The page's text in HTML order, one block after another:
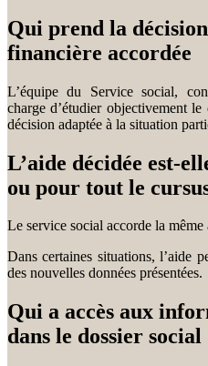
Qui prend la
financière accordée
L’équipe du Service social,
charge d’étudier objectivement
décision adaptée à la situation
L’aide décidée est-
ou pour tout le
Le service social accorde la
Dans certaines situations, l’aide
des nouvelles données présentées.
Qui a accès aux
dans le dossier social